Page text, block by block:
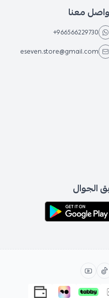
معنا
+966566229730
eseven.store@gmail.com
الجوال